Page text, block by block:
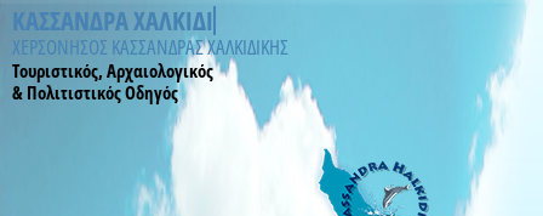
ΚΑΣΣΑΝΔΡΑ ΧΑΛΚΙΔΙΚΗ
ΧΕΡΣΟΝΗΣΟΣ ΚΑΣΣΑΝΔΡΑΣ ΧΑΛΚΙΔΙΚΗΣ
Τουριστικός, Αρχαιολογικός
& Πολιτιστικός Οδηγός